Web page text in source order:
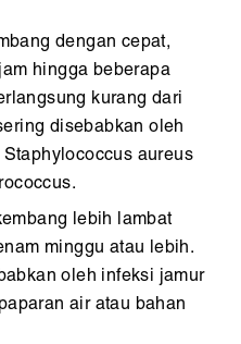
dengan cepat,
hingga beberapa
kurang dari
disebabkan oleh
aureus
lebih lambat
minggu atau lebih.
oleh infeksi jamur
air atau bahan